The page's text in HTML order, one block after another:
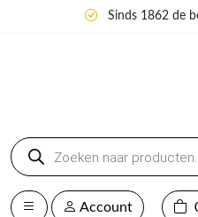
Sinds 1862 de
Producten
zoeken
Account